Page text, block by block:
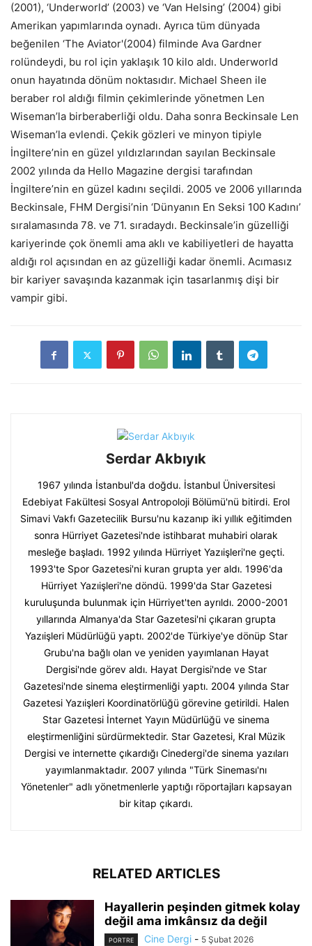
(2001), ‘Underworld’ (2003) ve ‘Van Helsing’ (2004) gibi
Amerikan yapımlarında oynadı. Ayrıca tüm dünyada
beğenilen ‘The Aviator'(2004) filminde Ava Gardner
rolündeydi, bu rol için yaklaşık 10 kilo aldı. Underworld
onun hayatında dönüm noktasıdır. Michael Sheen ile
beraber rol aldığı filmin çekimlerinde yönetmen Len
Wiseman’la birberaberliği oldu. Daha sonra Beckinsale Len
Wiseman’la evlendi. Çekik gözleri ve minyon tipiyle
İngiltere’nin en güzel yıldızlarından sayılan Beckinsale
2002 yılında da Hello Magazine dergisi tarafından
İngiltere’nin en güzel kadını seçildi. 2005 ve 2006 yıllarında
Beckinsale, FHM Dergisi’nin ‘Dünyanın En Seksi 100 Kadını’
sıralamasında 78. ve 71. sıradaydı. Beckinsale’in güzelliği
kariyerinde çok önemli ama aklı ve kabiliyetleri de hayatta
aldığı rol açısından en az güzelliği kadar önemli. Acımasız
bir kariyer savaşında kazanmak için tasarlanmış dişi bir
vampir gibi.
Serdar Akbıyık
1967 yılında İstanbul'da doğdu. İstanbul Üniversitesi
Edebiyat Fakültesi Sosyal Antropoloji Bölümü'nü bitirdi. Erol
Simavi Vakfı Gazetecilik Bursu'nu kazanıp iki yıllık eğitimden
sonra Hürriyet Gazetesi'nde istihbarat muhabiri olarak
mesleğe başladı. 1992 yılında Hürriyet Yazıişleri'ne geçti.
1993'te Spor Gazetesi'ni kuran grupta yer aldı. 1996'da
Hürriyet Yazıişleri'ne döndü. 1999'da Star Gazetesi
kuruluşunda bulunmak için Hürriyet'ten ayrıldı. 2000-2001
yıllarında Almanya'da Star Gazetesi'ni çıkaran grupta
Yazıişleri Müdürlüğü yaptı. 2002'de Türkiye'ye dönüp Star
Grubu'na bağlı olan ve yeniden yayımlanan Hayat
Dergisi'nde görev aldı. Hayat Dergisi'nde ve Star
Gazetesi'nde sinema eleştirmenliği yaptı. 2004 yılında Star
Gazetesi Yazıişleri Koordinatörlüğü görevine getirildi. Halen
Star Gazetesi İnternet Yayın Müdürlüğü ve sinema
eleştirmenliğini sürdürmektedir. Star Gazetesi, Kral Müzik
Dergisi ve internette çıkardığı Cinedergi'de sinema yazıları
yayımlanmaktadır. 2007 yılında "Türk Sineması'nı
Yönetenler" adlı yönetmenlerle yaptığı röportajları kapsayan
bir kitap çıkardı.
RELATED ARTICLES
Hayallerin peşinden gitmek kolay
değil ama imkânsız da değil
PORTRE Cine Dergi - 5 Şubat 2026